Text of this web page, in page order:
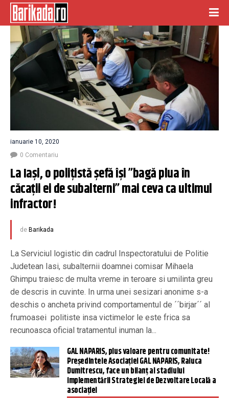
ianuarie 10, 2020
0 Comentariu
La Iași, o polițistă șefă își ”bagă plua în
căcații ei de subalterni” mai ceva ca ultimul
infractor!
de Barikada
La Serviciul logistic din cadrul Inspectoratului de Politie
Judetean Iasi, subalternii doamnei comisar Mihaela
Ghimpu traiesc de multa vreme in teroare si umilinta greu
de descris in cuvinte. In urma unei sesizari anonime s-a
deschis o ancheta privind comportamentul de ´´birjar´´ al
frumoasei politiste insa victimelor le este frica sa
recunoasca oficial tratamentul inuman la...
GAL NAPARIS, plus valoare pentru comunitate!
Președintele Asociației GAL NAPARIS, Raluca
Dumitrescu, face un bilanț al stadiului
implementării Strategiei de Dezvoltare Locală a
asociației